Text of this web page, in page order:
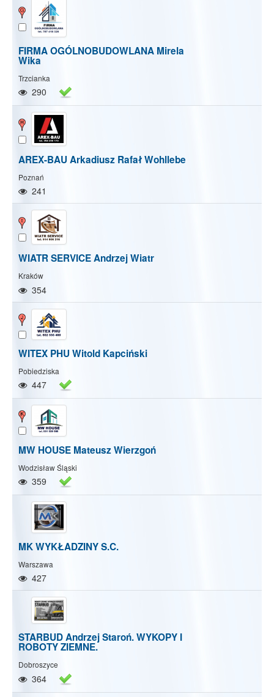
FIRMA OGÓLNOBUDOWLANA Mirela
Wika
Trzcianka
290
AREX-BAU Arkadiusz Rafał Wohllebe
Poznań
241
WIATR SERVICE Andrzej Wiatr
Kraków
354
WITEX PHU Witold Kapciński
Pobiedziska
447
MW HOUSE Mateusz Wierzgoń
Wodzisław Śląski
359
MK WYKŁADZINY S.C.
Warszawa
427
STARBUD Andrzej Staroń. WYKOPY I
ROBOTY ZIEMNE.
Dobroszyce
364